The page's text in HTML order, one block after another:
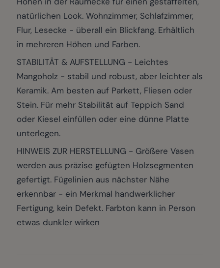
natürlichen Look. Wohnzimmer, Schlafzimmer,
Flur, Lesecke - überall ein Blickfang. Erhältlich
in mehreren Höhen und Farben.
STABILITÄT & AUFSTELLUNG - Leichtes
Mangoholz - stabil und robust, aber leichter als
Keramik. Am besten auf Parkett, Fliesen oder
Stein. Für mehr Stabilität auf Teppich Sand
oder Kiesel einfüllen oder eine dünne Platte
unterlegen.
HINWEIS ZUR HERSTELLUNG - Größere Vasen
werden aus präzise gefügten Holzsegmenten
gefertigt. Fügelinien aus nächster Nähe
erkennbar - ein Merkmal handwerklicher
Fertigung, kein Defekt. Farbton kann in Person
etwas dunkler wirken